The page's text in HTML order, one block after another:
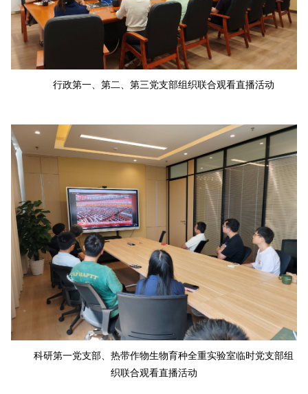
行政第一、第二、第三党支部组织联合观看直播活动
科研第一党支部、热带作物生物育种全重实验室临时党支部组
织联合观看直播活动